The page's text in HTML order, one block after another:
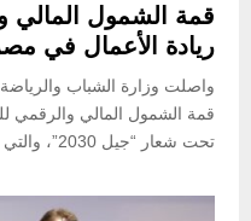
قمة الشمول المالي
ريادة الأعمال في
واصلت وزارة الشباب
قمة الشمول المالي والرقمي
تحت شعار “جيل 2030”، والتي تنظمها الوزارة من...